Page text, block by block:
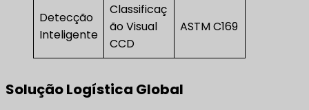
Detecção
Inteligente
Classificaç
ão Visual
CCD
ASTM C169
Solução Logística Global